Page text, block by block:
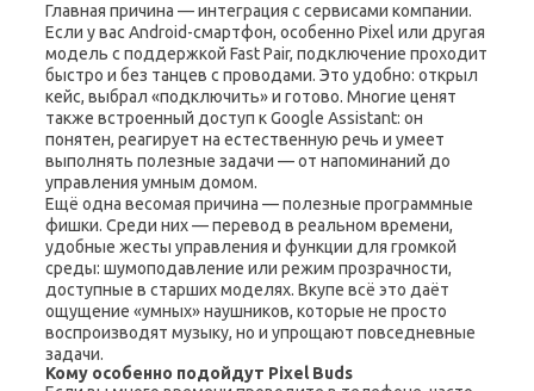
Главная причина — интеграция с сервисами компании.
Если у вас Android-смартфон, особенно Pixel или другая
модель с поддержкой Fast Pair, подключение проходит
быстро и без танцев с проводами. Это удобно: открыл
кейс, выбрал «подключить» и готово. Многие ценят
также встроенный доступ к Google Assistant: он
понятен, реагирует на естественную речь и умеет
выполнять полезные задачи — от напоминаний до
управления умным домом.
Ещё одна весомая причина — полезные программные
фишки. Среди них — перевод в реальном времени,
удобные жесты управления и функции для громкой
среды: шумоподавление или режим прозрачности,
доступные в старших моделях. Вкупе всё это даёт
ощущение «умных» наушников, которые не просто
воспроизводят музыку, но и упрощают повседневные
задачи.
Кому особенно подойдут Pixel Buds